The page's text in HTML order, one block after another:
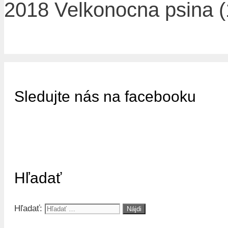
2018 Velkonocna psina
Sledujte nás na facebooku
Hľadať
Hľadať: